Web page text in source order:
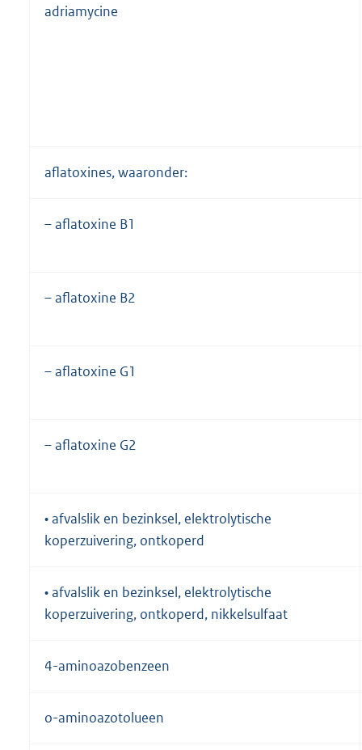
adriamycine
aflatoxines, waaronder:
– aflatoxine B1
– aflatoxine B2
– aflatoxine G1
– aflatoxine G2
• afvalslik en bezinksel, elektrolytische
koperzuivering, ontkoperd
• afvalslik en bezinksel, elektrolytische
koperzuivering, ontkoperd, nikkelsulfaat
4-aminoazobenzeen
o-aminoazotolueen